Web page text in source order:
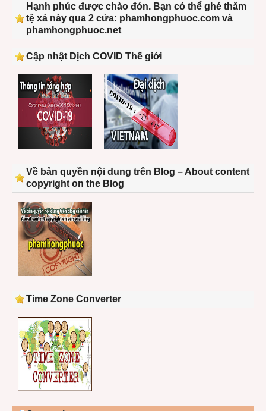
Hạnh phúc được chào đón. Bạn có thể ghé thăm
tệ xá này qua 2 cửa: phamhongphuoc.com và
phamhongphuoc.net
Cập nhật Dịch COVID Thế giới
Về bản quyền nội dung trên Blog – About content
copyright on the Blog
Time Zone Converter